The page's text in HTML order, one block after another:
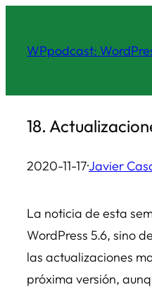
contenido
WPpodcast:
18.
2020-11-17·Javier
La noticia de esta
WordPress 5.6, sino
las actualizaciones
próxima versión,